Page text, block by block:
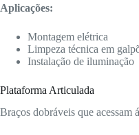
Aplicações:
Montagem elétrica
Limpeza técnica em
Instalação de iluminação
Plataforma Articulada
Braços dobráveis que acessam